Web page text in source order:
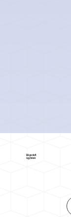
Elégedett
ügyfelek